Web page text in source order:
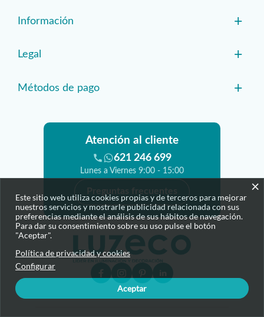
Información +
Legal +
Métodos de pago +
Atención al cliente
621 246 699
Lunes a Viernes 9:00 - 15:00
Preguntas frecuentes ×
Este sitio web utiliza cookies propias y de terceros para mejorar
nuestros servicios y mostrarle publicidad relacionada con sus
preferencias mediante el análisis de sus hábitos de navegación.
Para dar su consentimiento sobre su uso pulse el botón
"Aceptar".
Política de privacidad y cookies
Configurar
Aceptar